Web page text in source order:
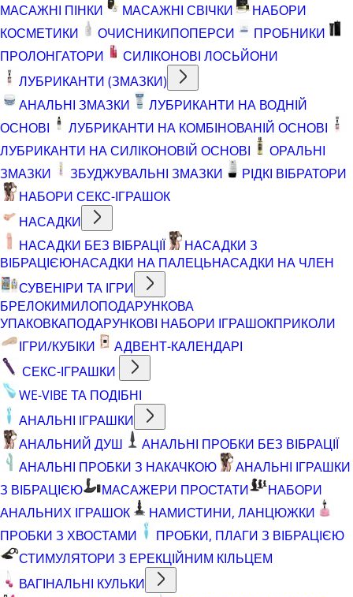
МАСАЖНІ ПІНКИ
МАСАЖНІ СВІЧКИ
НАБОРИ
КОСМЕТИКИ
ОЧИСНИКИПОПЕРСИ
ПРОБНИКИ
ПРОЛОНГАТОРИ
СИЛІКОНОВІ ЛОСЬЙОНИ
ЛУБРИКАНТИ (ЗМАЗКИ)
АНАЛЬНІ ЗМАЗКИ
ЛУБРИКАНТИ НА ВОДНІЙ
ОСНОВІ
ЛУБРИКАНТИ НА КОМБІНОВАНІЙ ОСНОВІ
ЛУБРИКАНТИ НА СИЛІКОНОВІЙ ОСНОВІ
ОРАЛЬНІ
ЗМАЗКИ
ЗБУДЖУВАЛЬНІ ЗМАЗКИ
РІДКІ ВІБРАТОРИ
НАБОРИ СЕКС-ІГРАШОК
НАСАДКИ
НАСАДКИ БЕЗ ВІБРАЦІЇ
НАСАДКИ З
ВІБРАЦІЄЮНАСАДКИ НА ПАЛЕЦЬНАСАДКИ НА ЧЛЕН
СУВЕНІРИ ТА ІГРИ
БРЕЛОКИМИЛОПОДАРУНКОВА
УПАКОВКАПОДАРУНКОВІ НАБОРИ ІГРАШОКПРИКОЛИ
ІГРИ/КУБІКИ
АДВЕНТ-КАЛЕНДАРІ
СЕКС-ІГРАШКИ
WE-VIBE ТА ПОДІБНІ
АНАЛЬНІ ІГРАШКИ
АНАЛЬНИЙ ДУШ
АНАЛЬНІ ПРОБКИ БЕЗ ВІБРАЦІЇ
АНАЛЬНІ ПРОБКИ З НАКАЧКОЮ
АНАЛЬНІ ІГРАШКИ
З ВІБРАЦІЄЮ
МАСАЖЕРИ ПРОСТАТИ
НАБОРИ
АНАЛЬНИХ ІГРАШОК
НАМИСТИНИ, ЛАНЦЮЖКИ
ПРОБКИ З ХВОСТАМИ
ПРОБКИ, ПЛАГИ З ВІБРАЦІЄЮ
СТИМУЛЯТОРИ З ЕРЕКЦІЙНИМ КІЛЬЦЕМ
ВАГІНАЛЬНІ КУЛЬКИ